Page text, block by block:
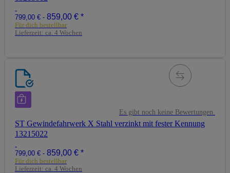
799,00 € - 859,00 € *
Für dich bestellbar
Lieferzeit: ca. 4 Wochen
Es gibt noch keine Bewertungen.
ST Gewindefahrwerk X Stahl verzinkt mit fester Kennung
13215022
799,00 € - 859,00 € *
Für dich bestellbar
Lieferzeit: ca. 4 Wochen